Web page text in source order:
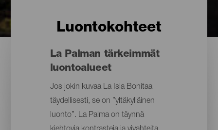
Luontokohteet
La Palman tärkeimmät
luontoalueet
Jos jokin kuvaa La Isla Bonitaa
täydellisesti, se on ”yltäkylläinen
luonto”. La Palma on täynnä